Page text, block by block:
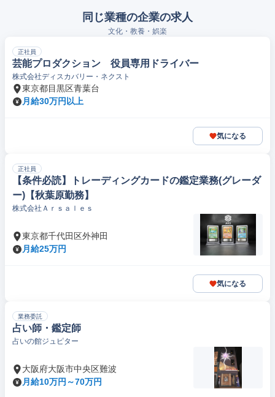
同じ業種の企業の求人
文化・教養・娯楽
正社員
芸能プロダクション 役員専用ドライバー
株式会社ディスカバリー・ネクスト
東京都目黒区青葉台
月給30万円以上
気になる
正社員
【条件必読】トレーディングカードの鑑定業務(グレーダ
ー)【秋葉原勤務】
株式会社Ａｒｓａｌｅｓ
東京都千代田区外神田
月給25万円
気になる
業務委託
占い師・鑑定師
占いの館ジュピター
大阪府大阪市中央区難波
月給10万円～70万円